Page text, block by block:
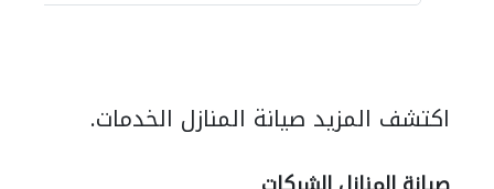
اكتشف المزيد صيانة المنازل الخدمات.